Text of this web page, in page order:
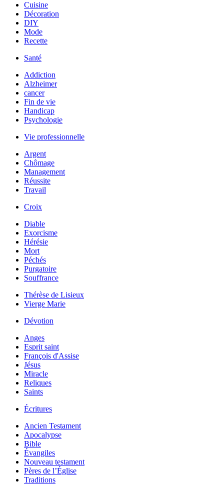
Cuisine
Décoration
DIY
Mode
Recette
Santé
Addiction
Alzheimer
cancer
Fin de vie
Handicap
Psychologie
Vie professionnelle
Argent
Chômage
Management
Réussite
Travail
Croix
Diable
Exorcisme
Hérésie
Mort
Péchés
Purgatoire
Souffrance
Thérèse de Lisieux
Vierge Marie
Dévotion
Anges
Esprit saint
François d'Assise
Jésus
Miracle
Reliques
Saints
Écritures
Ancien Testament
Apocalypse
Bible
Évangiles
Nouveau testament
Pères de l’Église
Traditions